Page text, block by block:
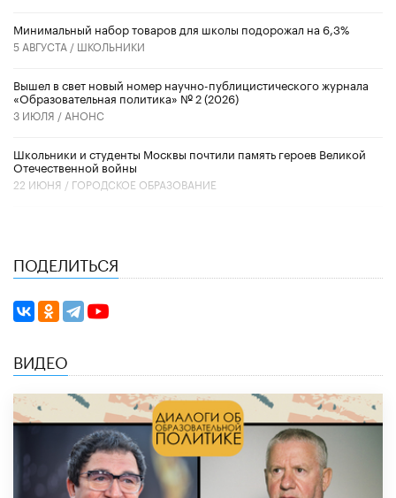
Минимальный набор товаров для школы подорожал на 6,3%
5 АВГУСТА / ШКОЛЬНИКИ
Вышел в свет новый номер научно-публицистического журнала
«Образовательная политика» № 2 (2026)
3 ИЮЛЯ / АНОНС
Школьники и студенты Москвы почтили память героев Великой
Отечественной войны
22 ИЮНЯ / ГОРОДСКОЕ ОБРАЗОВАНИЕ
ПОДЕЛИТЬСЯ
ВИДЕО